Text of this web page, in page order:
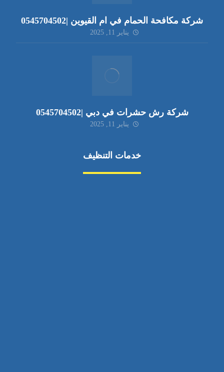
شركة مكافحة الحمام في ام القيوين |0545704502
يناير 11, 2025
شركة رش حشرات في دبي |0545704502
يناير 11, 2025
خدمات التنظيف